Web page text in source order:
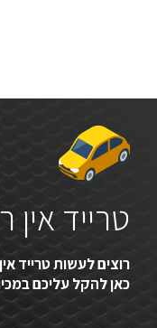
טרייד אין
רוצים לעשות טרייד
כאן להקל עליכם